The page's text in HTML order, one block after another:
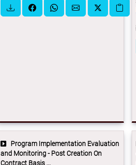
Program Implementation Evaluation
and Monitoring - Post Creation On
Contract Basis ...